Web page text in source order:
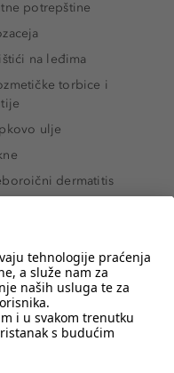
potrepštine
na leđima
torbice i
ulje
dermatitis
mi parfem
našminkati oči da